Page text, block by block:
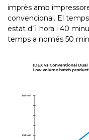
imprès amb
convencional. El
estat d’1 hora i 40
temps a només 50